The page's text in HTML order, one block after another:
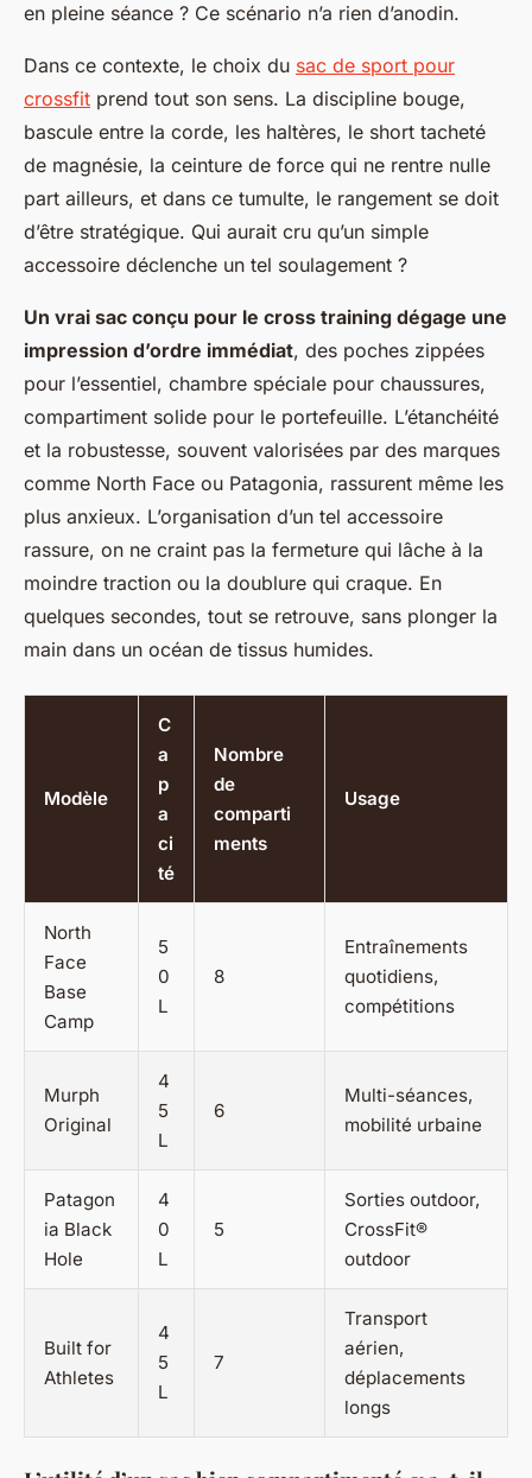
en pleine séance ? Ce scénario n’a rien d’anodin.
Dans ce contexte, le choix du sac de sport pour
crossfit prend tout son sens. La discipline bouge,
bascule entre la corde, les haltères, le short tacheté
de magnésie, la ceinture de force qui ne rentre nulle
part ailleurs, et dans ce tumulte, le rangement se doit
d’être stratégique. Qui aurait cru qu’un simple
accessoire déclenche un tel soulagement ?
Un vrai sac conçu pour le cross training dégage une
impression d’ordre immédiat, des poches zippées
pour l’essentiel, chambre spéciale pour chaussures,
compartiment solide pour le portefeuille. L’étanchéité
et la robustesse, souvent valorisées par des marques
comme North Face ou Patagonia, rassurent même les
plus anxieux. L’organisation d’un tel accessoire
rassure, on ne craint pas la fermeture qui lâche à la
moindre traction ou la doublure qui craque. En
quelques secondes, tout se retrouve, sans plonger la
main dans un océan de tissus humides.
Modèle
C
a
p
a
ci
té
Nombre
de
comparti
ments
Usage
North
Face
Base
Camp
5
0
L
8
Entraînements
quotidiens,
compétitions
Murph
Original
4
5
L
6
Multi-séances,
mobilité urbaine
Patagon
ia Black
Hole
4
0
L
5
Sorties outdoor,
CrossFit®
outdoor
Built for
Athletes
4
5
L
7
Transport
aérien,
déplacements
longs